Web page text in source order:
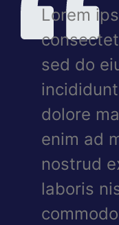
Lorem
sed do
dolore
enim ad
nostrud
laboris